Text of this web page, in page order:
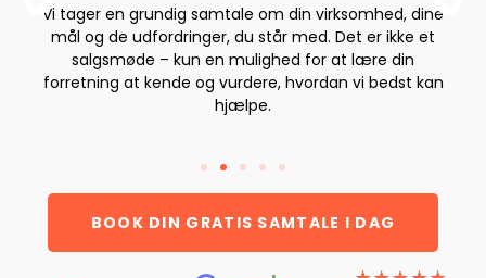
Vi tager en grundig samtale om din virksomhed, dine
mål og de udfordringer, du står med. Det er ikke et
salgsmøde – kun en mulighed for at lære din
forretning at kende og vurdere, hvordan vi bedst kan
hjælpe.
BOOK DIN GRATIS SAMTALE I DAG